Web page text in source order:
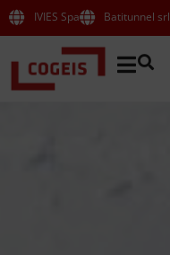
IVIES Spa Batitunnel srl